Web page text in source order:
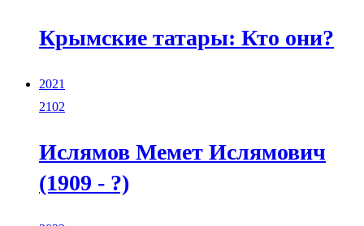
Крымские татары: Кто они?
2021
2102
Ислямов Мемет Ислямович
(1909 - ?)